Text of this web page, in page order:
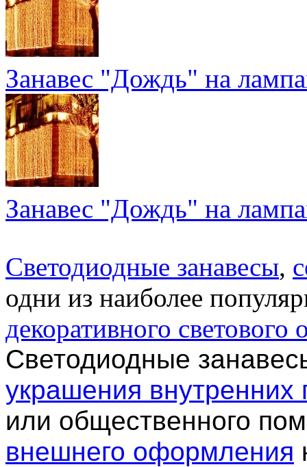
Занавес "Дождь" на
Занавес "Дождь" на
Светодиодные занавесы,
одни из наиболее
декоративного
Светодиодные
украшения
или общественного
внешнего оформления